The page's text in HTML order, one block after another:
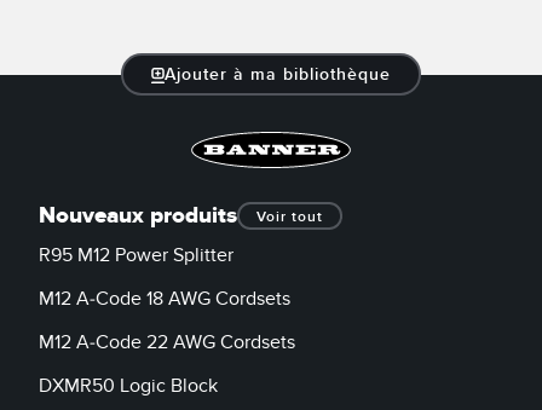
Banner Measurement Sensor Software
Logiciels avec interface utilisateur graphique pour capteurs
TECHNOLOGIE
Ajouter à ma bibliothèque
Nouveaux produits Voir tout
R95 M12 Power Splitter
M12 A-Code 18 AWG Cordsets
M12 A-Code 22 AWG Cordsets
DXMR50 Logic Block